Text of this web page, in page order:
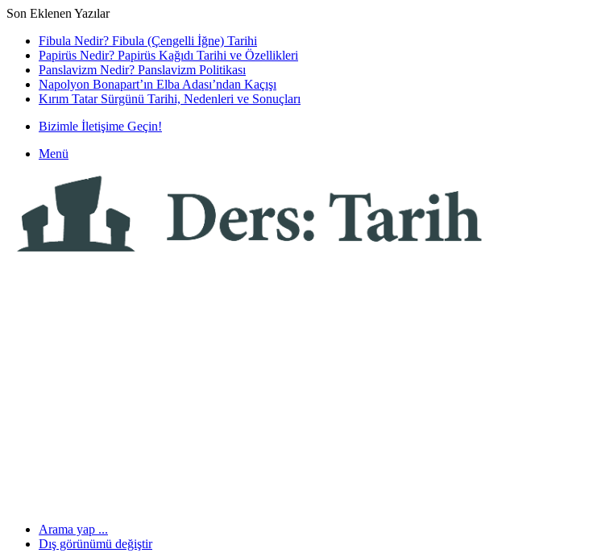
Son Eklenen Yazılar
Fibula Nedir? Fibula (Çengelli İğne) Tarihi
Papirüs Nedir? Papirüs Kağıdı Tarihi ve Özellikleri
Panslavizm Nedir? Panslavizm Politikası
Napolyon Bonapart’ın Elba Adası’ndan Kaçışı
Kırım Tatar Sürgünü Tarihi, Nedenleri ve Sonuçları
Bizimle İletişime Geçin!
Menü
Arama yap ...
Dış görünümü değiştir